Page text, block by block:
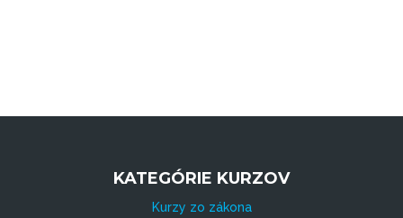
KATEGÓRIE KURZOV
Kurzy zo zákona